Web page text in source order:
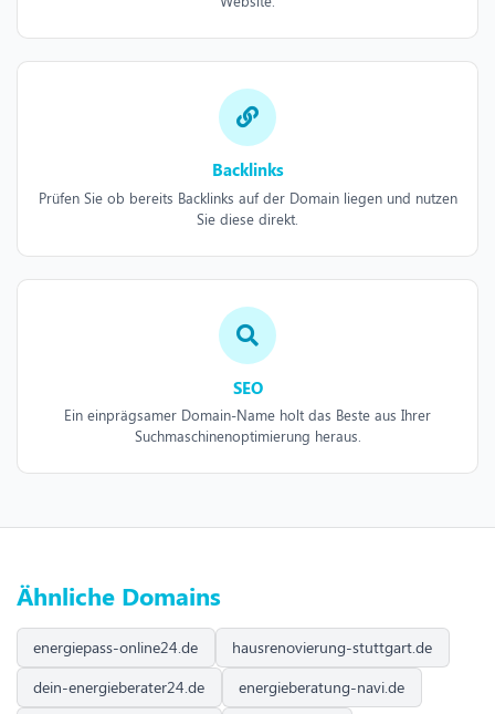
Backlinks
Prüfen Sie ob bereits Backlinks auf der Domain liegen und nutzen
Sie diese direkt.
SEO
Ein einprägsamer Domain-Name holt das Beste aus Ihrer
Suchmaschinenoptimierung heraus.
Ähnliche Domains
energiepass-online24.de
hausrenovierung-stuttgart.de
dein-energieberater24.de
energieberatung-navi.de